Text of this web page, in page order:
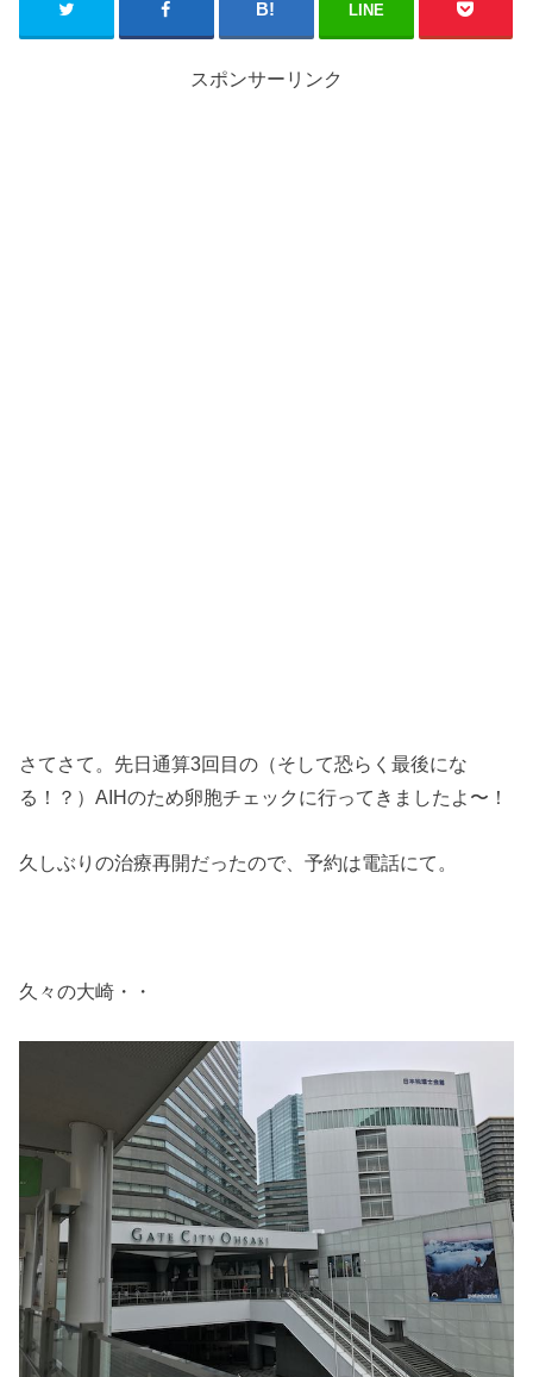
LINE
スポンサーリンク
さてさて。先日通算3回目の（そして恐らく最後にな
る！？）AIHのため卵胞チェックに行ってきましたよ〜！
久しぶりの治療再開だったので、予約は電話にて。
久々の大崎・・